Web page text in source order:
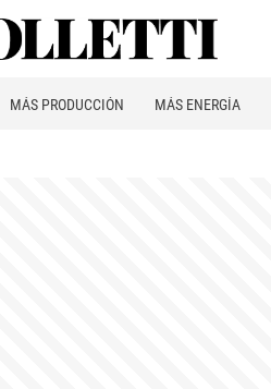
MÁS PRODUCCIÓN MÁS ENERGÍA